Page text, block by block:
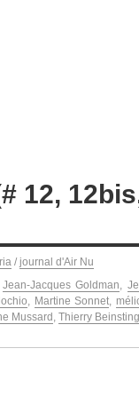
12,
/ journal d'Air Nu
Jean-Jacques Goldman,
, Martine Sonnet,
Mussard , Thierry